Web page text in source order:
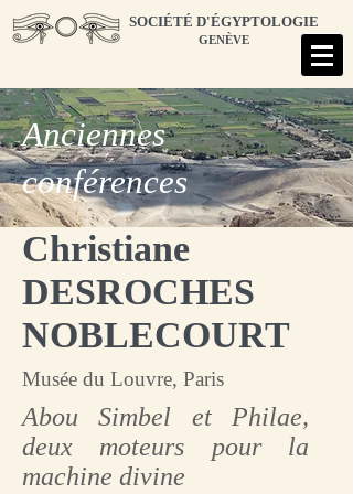
SOCIÉTÉ D'ÉGYPTOLOGIE
GENÈVE
Anciennes
conférences
Christiane
DESROCHES
NOBLECOURT
Musée du Louvre, Paris
Abou Simbel et Philae,
deux moteurs pour la
machine divine